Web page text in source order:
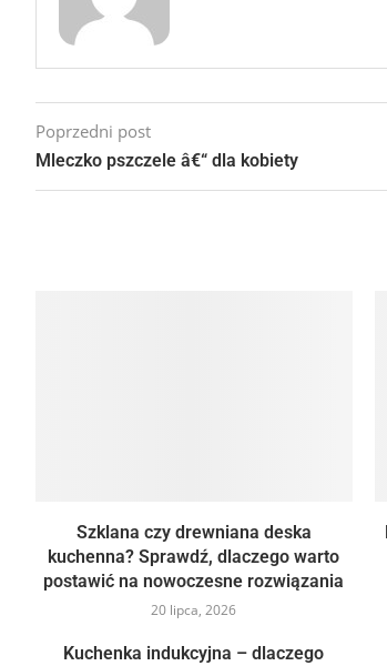
Poprzedni post
Mleczko pszczele â€“ dla kobiety
Szklana czy drewniana deska
kuchenna? Sprawdź, dlaczego warto
postawić na nowoczesne rozwiązania
20 lipca, 2026
Kuchenka indukcyjna – dlaczego